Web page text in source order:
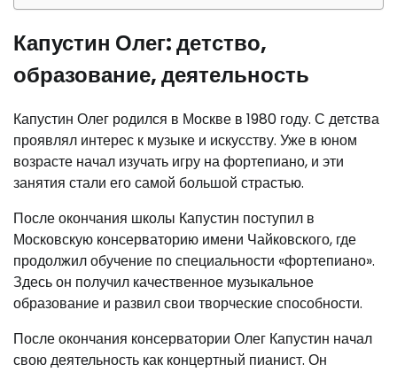
Капустин Олег: детство,
образование, деятельность
Капустин Олег родился в Москве в 1980 году. С детства
проявлял интерес к музыке и искусству. Уже в юном
возрасте начал изучать игру на фортепиано, и эти
занятия стали его самой большой страстью.
После окончания школы Капустин поступил в
Московскую консерваторию имени Чайковского, где
продолжил обучение по специальности «фортепиано».
Здесь он получил качественное музыкальное
образование и развил свои творческие способности.
После окончания консерватории Олег Капустин начал
свою деятельность как концертный пианист. Он